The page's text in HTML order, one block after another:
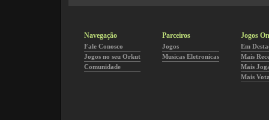
Navegação
Fale Conosco
Jogos no seu Orkut
Comunidade
Parceiros
Jogos
Musicas Eletronicas
Jogos
Em
Mais
Mais
Mais